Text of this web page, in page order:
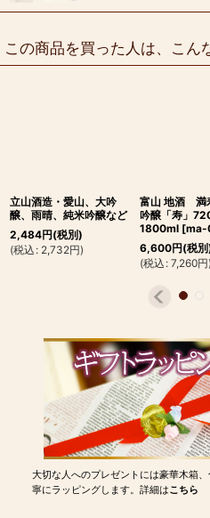
この商品を買った人は、こん
立山酒造・愛山、大吟
醸、雨晴、純米吟醸など
2,484円(税別)
(税込 : 2,732円)
富山 地酒
吟醸「寿」
1800ml [ma-
6,600円(税
(税込 : 7,260円)
大切な人へのプレゼントには豪華木箱
寧にラッピングします。詳細はこちら